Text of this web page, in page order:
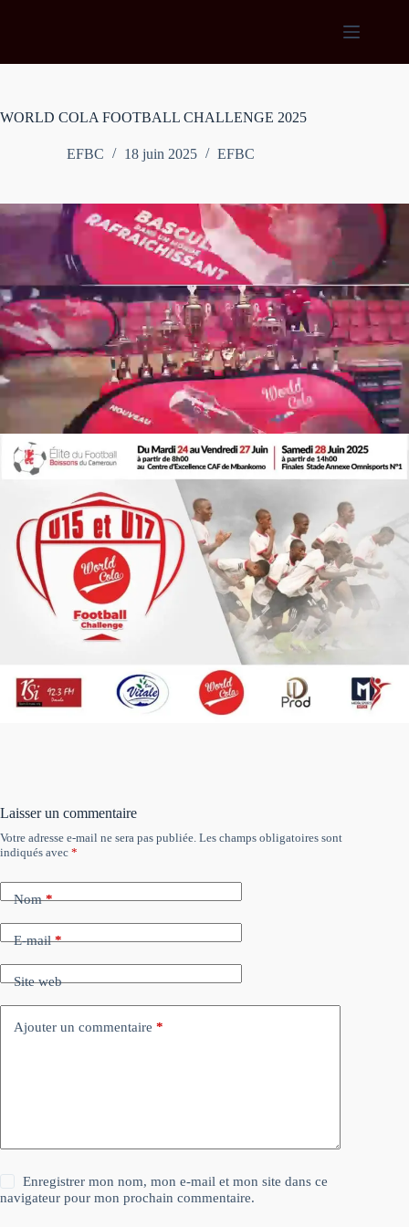
WORLD COLA FOOTBALL CHALLENGE 2025
EFBC 18 juin 2025 EFBC
Laisser un commentaire
Votre adresse e-mail ne sera pas publiée. Les champs obligatoires sont
indiqués avec *
Nom*
E-mail*
Site web
Ajouter un commentaire *
Enregistrer mon nom, mon e-mail et mon site dans ce
navigateur pour mon prochain commentaire.